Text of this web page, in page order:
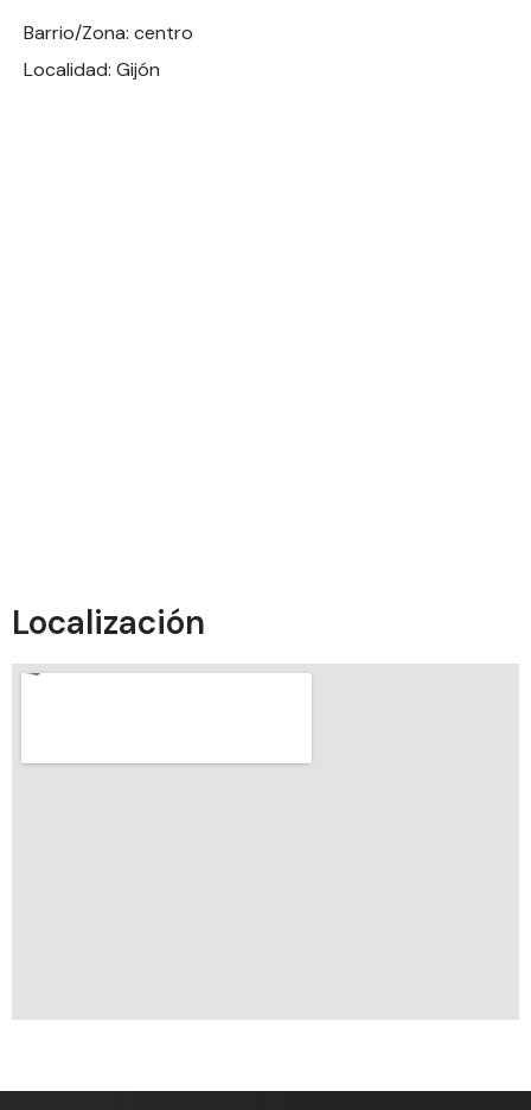
Barrio/Zona: centro
Localidad: Gijón
Localización